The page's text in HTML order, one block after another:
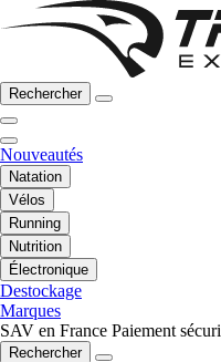
Rechercher
Nouveautés
Natation
Vélos
Running
Nutrition
Électronique
Destockage
Marques
SAV en France Paiement
Rechercher